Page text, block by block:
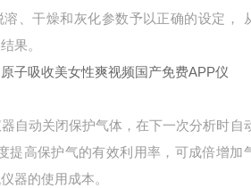
、干燥和灰化参数予以正确的设定，
果。
自动关闭保护气体，在下一次分析时自
提高保护气的有效利用率，可成倍增加
器的使用成本。